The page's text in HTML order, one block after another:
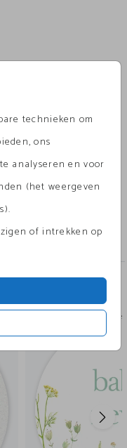
technieken om
ons
analyseren en voor
(het weergeven
of intrekken op
en de kleur
In de
schelpen.